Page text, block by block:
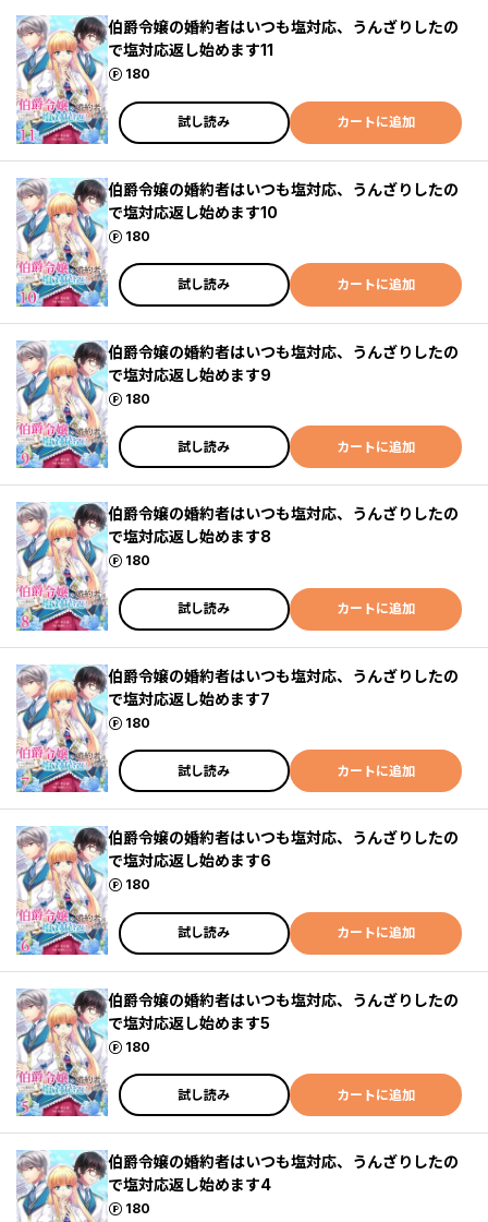
伯爵令嬢の婚約者はいつも塩対応、うんざりしたの
で塩対応返し始めます11
180
ポイント
試し読み カートに追加
伯爵令嬢の婚約者はいつも塩対応、うんざりしたの
で塩対応返し始めます10
180
ポイント
試し読み カートに追加
伯爵令嬢の婚約者はいつも塩対応、うんざりしたの
で塩対応返し始めます9
180
ポイント
試し読み カートに追加
伯爵令嬢の婚約者はいつも塩対応、うんざりしたの
で塩対応返し始めます8
180
ポイント
試し読み カートに追加
伯爵令嬢の婚約者はいつも塩対応、うんざりしたの
で塩対応返し始めます7
180
ポイント
試し読み カートに追加
伯爵令嬢の婚約者はいつも塩対応、うんざりしたの
で塩対応返し始めます6
180
ポイント
試し読み カートに追加
伯爵令嬢の婚約者はいつも塩対応、うんざりしたの
で塩対応返し始めます5
180
ポイント
試し読み カートに追加
伯爵令嬢の婚約者はいつも塩対応、うんざりしたの
で塩対応返し始めます4
180
ポイント